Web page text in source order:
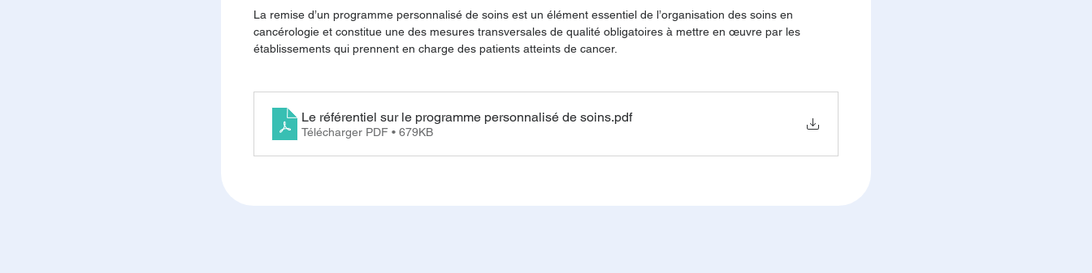
La remise d’un programme personnalisé de soins est un élément essentiel de l’organisation des soins en
cancérologie et constitue une des mesures transversales de qualité obligatoires à mettre en œuvre par les
établissements qui prennent en charge des patients atteints de cancer.
Le référentiel sur le programme personnalisé de soins.pdf
Télécharger PDF • 679KB